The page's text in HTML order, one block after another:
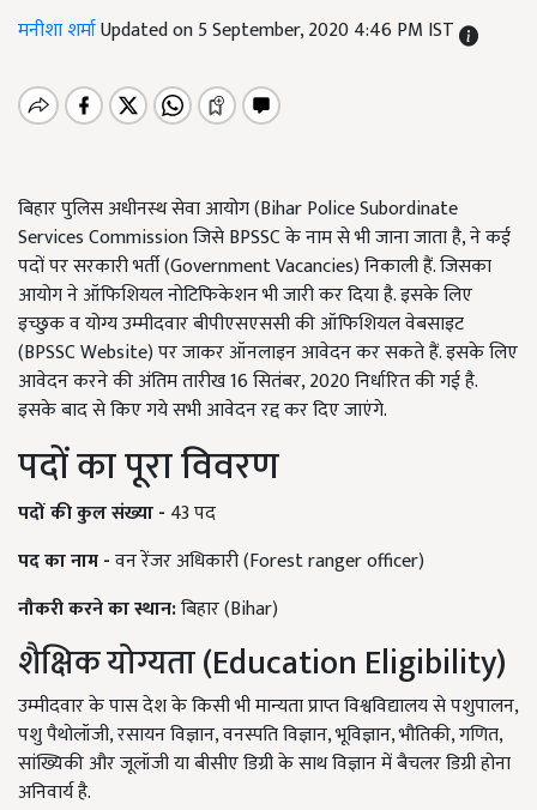
मनीशा शर्माUpdated on 5 September, 2020 4:46 PM IST
बिहार पुलिस अधीनस्थ सेवा आयोग (Bihar Police Subordinate
Services Commission जिसे BPSSC के नाम से भी जाना जाता है, ने कई
पदों पर सरकारी भर्ती (Government Vacancies) निकाली हैं. जिसका
आयोग ने ऑफिशियल नोटिफिकेशन भी जारी कर दिया है. इसके लिए
इच्छुक व योग्य उम्मीदवार बीपीएसएससी की ऑफिशियल वेबसाइट
(BPSSC Website) पर जाकर ऑनलाइन आवेदन कर सकते हैं. इसके लिए
आवेदन करने की अंतिम तारीख 16 सितंबर, 2020 निर्धारित की गई है.
इसके बाद से किए गये सभी आवेदन रद्द कर दिए जाएंगे.
पदों का पूरा विवरण
पदों की कुल संख्या - 43 पद
पद का नाम -वन रेंजर अधिकारी (Forest ranger officer)
नौकरी करने का स्थान:बिहार (Bihar)
शैक्षिक योग्यता (Education Eligibility)
उम्मीदवार के पास देश के किसी भी मान्यता प्राप्त विश्वविद्यालय से पशुपालन,
पशु पैथोलॉजी, रसायन विज्ञान, वनस्पति विज्ञान, भूविज्ञान, भौतिकी, गणित,
सांख्यिकी और जूलॉजी या बीसीए डिग्री के साथ विज्ञान में बैचलर डिग्री होना
अनिवार्य है.